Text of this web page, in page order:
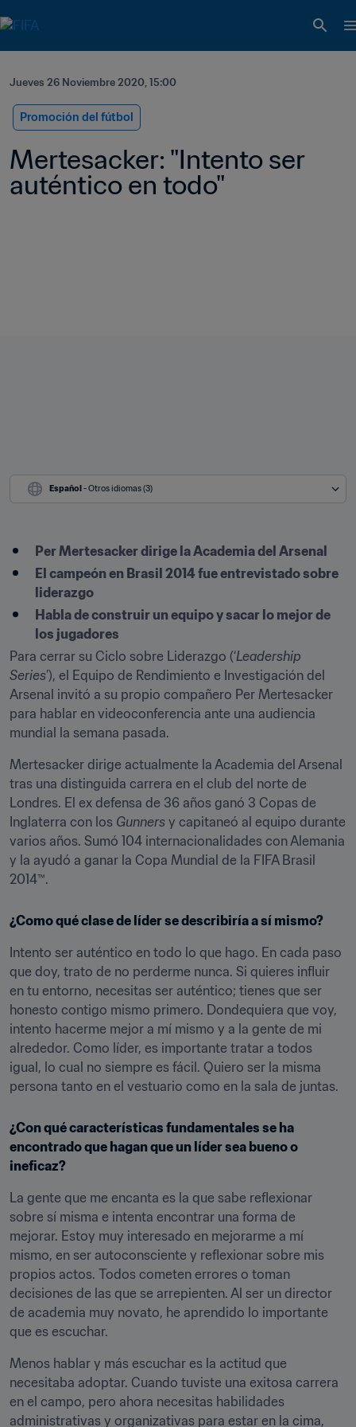
Jueves 26 Noviembre 2020, 15:00
Promoción del fútbol
Mertesacker: "Intento ser
auténtico en todo"
Español - Otros idiomas (3)
Per Mertesacker dirige la Academia del Arsenal
El campeón en Brasil 2014 fue entrevistado sobre
liderazgo
Habla de construir un equipo y sacar lo mejor de
los jugadores
Para cerrar su Ciclo sobre Liderazgo (‘Leadership
Series’), el Equipo de Rendimiento e Investigación del
Arsenal invitó a su propio compañero Per Mertesacker
para hablar en videoconferencia ante una audiencia
mundial la semana pasada.
Mertesacker dirige actualmente la Academia del Arsenal
tras una distinguida carrera en el club del norte de
Londres. El ex defensa de 36 años ganó 3 Copas de
Inglaterra con los Gunners y capitaneó al equipo durante
varios años. Sumó 104 internacionalidades con Alemania
y la ayudó a ganar la Copa Mundial de la FIFA Brasil
2014™.
¿Como qué clase de líder se describiría a sí mismo?
Intento ser auténtico en todo lo que hago. En cada paso
que doy, trato de no perderme nunca. Si quieres influir
en tu entorno, necesitas ser auténtico; tienes que ser
honesto contigo mismo primero. Dondequiera que voy,
intento hacerme mejor a mí mismo y a la gente de mi
alrededor. Como líder, es importante tratar a todos
igual, lo cual no siempre es fácil. Quiero ser la misma
persona tanto en el vestuario como en la sala de juntas.
¿Con qué características fundamentales se ha
encontrado que hagan que un líder sea bueno o
ineficaz?
La gente que me encanta es la que sabe reflexionar
sobre sí misma e intenta encontrar una forma de
mejorar. Estoy muy interesado en mejorarme a mí
mismo, en ser autoconsciente y reflexionar sobre mis
propios actos. Todos cometen errores o toman
decisiones de las que se arrepienten. Al ser un director
de academia muy novato, he aprendido lo importante
que es escuchar.
Menos hablar y más escuchar es la actitud que
necesitaba adoptar. Cuando tuviste una exitosa carrera
en el campo, pero ahora necesitas habilidades
administrativas y organizativas para estar en la cima,